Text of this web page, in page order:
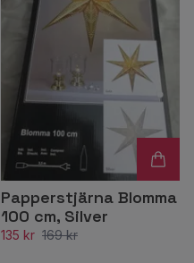
Papperstjärna Blomma
100 cm, Silver
135 kr 169 kr